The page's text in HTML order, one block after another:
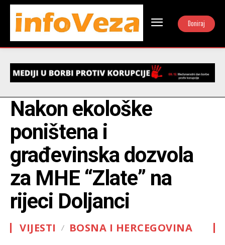
Doniraj
Nakon ekološke
poništena i
građevinska dozvola
za MHE “Zlate” na
rijeci Doljanci
VIJESTI BOSNA I HERCEGOVINA